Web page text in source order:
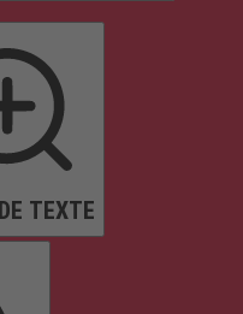
TEXTE